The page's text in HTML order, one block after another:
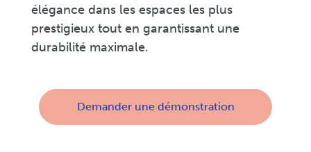
élégance dans les espaces les plus
prestigieux tout en garantissant une
durabilité maximale.
Demander une démonstration